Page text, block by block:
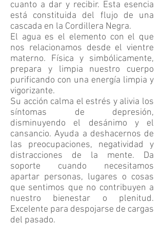
cuanto a dar y recibir. Esta esencia
está constituida del flujo de una
cascada en la Cordillera Negra.
El agua es el elemento con el que
nos relacionamos desde el vientre
materno. Física y simbólicamente,
prepara y limpia nuestro cuerpo
purificando con una energía limpia y
vigorizante.
Su acción calma el estrés y alivia los
síntomas de depresión,
disminuyendo el desánimo y el
cansancio. Ayuda a deshacernos de
las preocupaciones, negatividad y
distracciones de la mente. Da
soporte cuando necesitamos
apartar personas, lugares o cosas
que sentimos que no contribuyen a
nuestro bienestar o plenitud.
Excelente para despojarse de cargas
del pasado.